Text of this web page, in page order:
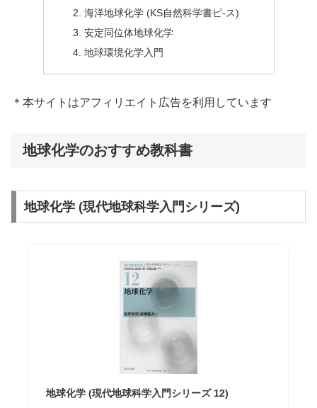
海洋地球化学 (KS自然科学書ピ-ス)
安定同位体地球化学
地球環境化学入門
＊本サイトはアフィリエイト広告を利用しています
地球化学のおすすめ教科書
地球化学 (現代地球科学入門シリーズ)
地球化学 (現代地球科学入門シリーズ 12)